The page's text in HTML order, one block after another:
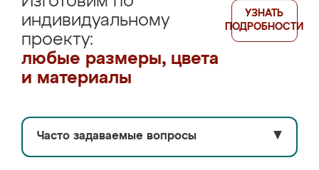
индивидуальному
проекту:
любые размеры, цвета
и материалы
УЗНАТЬ
ПОДРОБНОСТИ
Часто задаваемые вопросы ▼